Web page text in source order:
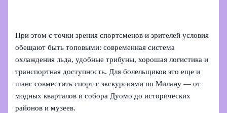
При этом с точки зрения спортсменов и зрителей условия
обещают быть топовыми: современная система
охлаждения льда, удобные трибуны, хорошая логистика и
транспортная доступность. Для болельщиков это еще и
шанс совместить спорт с экскурсиями по Милану — от
модных кварталов и собора Дуомо до исторических
районов и музеев.